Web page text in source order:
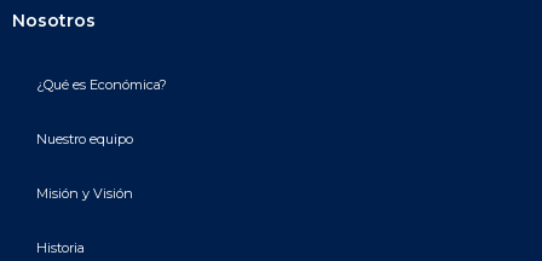
Nosotros
¿Qué es Económica?
Nuestro equipo
Misión y Visión
Historia